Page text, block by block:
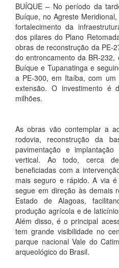
BUÍQUE – No período da
Buíque, no Agreste
fortalecimento da
dos pilares do Plano
obras de reconstrução da PE-
do entroncamento da BR-
Buíque e Tupanatinga e
a PE-300, em Itaíba, com
extensão. O investimento é
milhões.
As obras vão contemplar a
rodovia, reconstrução da
pavimentação e
vertical. Ao todo, cerca
beneficiadas com a
mais seguro e rápido. A via
segue em direção às demais
Estado de Alagoas,
produção agrícola e de
Além disso, é o principal
tem grande visibilidade no
parque nacional Vale do
arqueológico do Brasil.